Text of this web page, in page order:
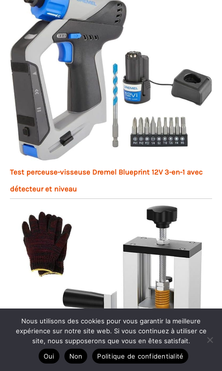
Test perceuse-visseuse Dremel Blueprint 12V 3-en-1 avec
détecteur et niveau
Nous utilisons des cookies pour vous garantir la meilleure
expérience sur notre site web. Si vous continuez à utiliser ce
site, nous supposerons que vous en êtes satisfait.
Oui
Non Politique de confidentialité